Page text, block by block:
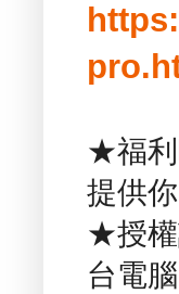
★福利
提供
★授權
台電